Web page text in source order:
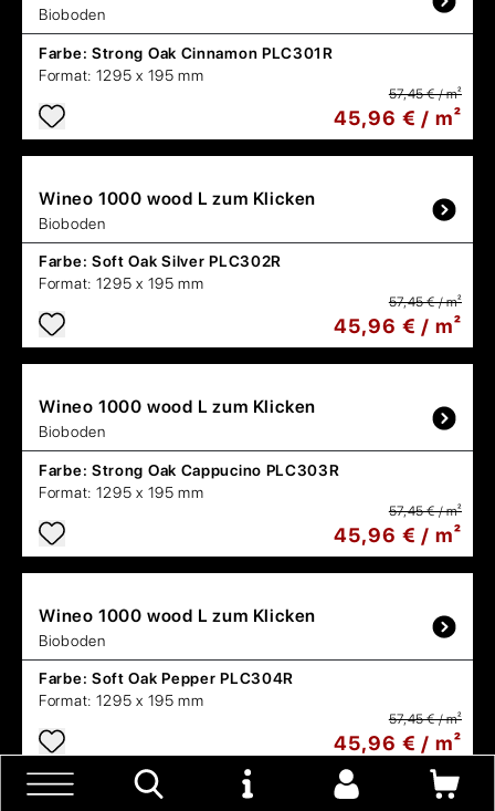
Bioboden
Farbe: Strong Oak Cinnamon PLC301R
Format: 1295 x 195 mm
57,45 € / m²
45,96 € / m²
Wineo 1000 wood L zum Klicken
Bioboden
Farbe: Soft Oak Silver PLC302R
Format: 1295 x 195 mm
57,45 € / m²
45,96 € / m²
Wineo 1000 wood L zum Klicken
Bioboden
Farbe: Strong Oak Cappucino PLC303R
Format: 1295 x 195 mm
57,45 € / m²
45,96 € / m²
Wineo 1000 wood L zum Klicken
Bioboden
Farbe: Soft Oak Pepper PLC304R
Format: 1295 x 195 mm
57,45 € / m²
45,96 € / m²